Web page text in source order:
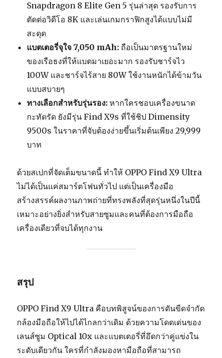
Snapdragon 8 Elite Gen 5 รุ่นล่าสุด รองรับการ
ตัดต่อวิดีโอ 8K และเล่นเกมกราฟิกสูงได้แบบไม่มี
สะดุด
แบตเตอรี่จุใจ 7,050 mAh: ถือเป็นมาตรฐานใหม่
ของเรือธงที่ให้แบตมาเยอะมาก รองรับชาร์จไว
100W และชาร์จไร้สาย 80W ใช้งานหนักได้ข้ามวัน
แบบสบายๆ
ทางเลือกสำหรับรุ่นรอง: หากใครชอบเครื่องขนาด
กะทัดรัด ยังมีรุ่น Find X9s ที่ใช้ชิป Dimensity
9500s ในราคาที่จับต้องง่ายขึ้นเริ่มต้นเพียง 29,999
บาท
ด้วยสเปกที่จัดเต็มขนาดนี้ ทำให้ OPPO Find X9 Ultra
ไม่ได้เป็นแค่สมาร์ตโฟนทั่วไป แต่เป็นเครื่องมือ
สร้างสรรค์ผลงานภาพถ่ายที่ทรงพลังที่สุดรุ่นหนึ่งในปีนี้
เหมาะอย่างยิ่งสำหรับสายซูมและคนที่ต้องการมือถือ
เครื่องเดียวที่จบได้ทุกงาน
สรุป
OPPO Find X9 Ultra คือบทพิสูจน์ของการดันขีดจำกัด
กล้องมือถือให้ไปได้ไกลกว่าเดิม ด้วยความโดดเด่นของ
เลนส์ซูม Optical 10x และแบตเตอรี่ที่อึดกว่าคู่แข่งใน
ระดับเดียวกัน ใครที่กำลังมองหามือถือที่สามารถ